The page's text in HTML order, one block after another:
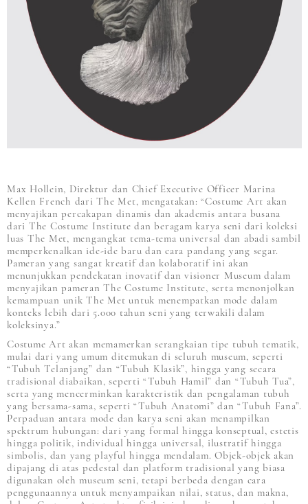
Max Hollein, Direktur dan Chief Executive Officer Marina
Kellen French dari The Met, mengatakan: “Costume Art akan
menyajikan percakapan dinamis dan akademis antara busana
dari The Costume Institute dan beragam karya seni dari koleksi
luas The Met, mengangkat tema-tema universal dan abadi sambil
memperkenalkan ide-ide baru dan cara pandang yang segar.
Pameran yang sangat kreatif dan kolaboratif ini akan
menunjukkan pendekatan inovatif dan visioner Museum dalam
menyajikan pameran The Costume Institute, serta menonjolkan
kemampuan unik The Met untuk menempatkan mode dalam
konteks lebih dari 5.000 tahun seni yang terwakili dalam
koleksinya.”
Costume Art akan memamerkan serangkaian tipe tubuh tematik,
mulai dari yang umum ditemukan di seluruh museum, seperti
“Tubuh Telanjang” dan “Tubuh Klasik”, hingga yang secara
tradisional diabaikan, seperti “Tubuh Hamil” dan “Tubuh Tua”,
serta yang mencerminkan karakteristik dan pengalaman tubuh
yang bersama-sama, seperti “Tubuh Anatomi” dan “Tubuh Fana”.
Perpaduan antara mode dan karya seni akan menampilkan
spektrum hubungan: dari yang formal hingga konseptual, estetis
hingga politik, individual hingga universal, ilustratif hingga
simbolis, dan yang playful hingga mendalam. Objek-objek akan
dipajang di atas pedestal dan platform tradisional yang biasa
digunakan oleh museum seni, tetapi berbeda dengan cara
penggunaannya untuk menyampaikan nilai, status, dan makna,